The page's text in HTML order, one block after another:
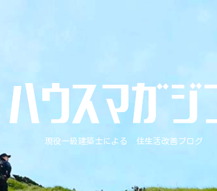
現役一級建築士による 住生活改善ブログ